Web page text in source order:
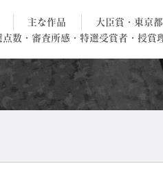
主な作品
大臣賞・東京
点数・審査所感・特選受賞者・授賞